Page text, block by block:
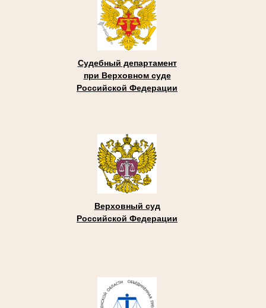
Судебный департамент
при Верховном суде
Российской Федерации
Верховный суд
Российской Федерации